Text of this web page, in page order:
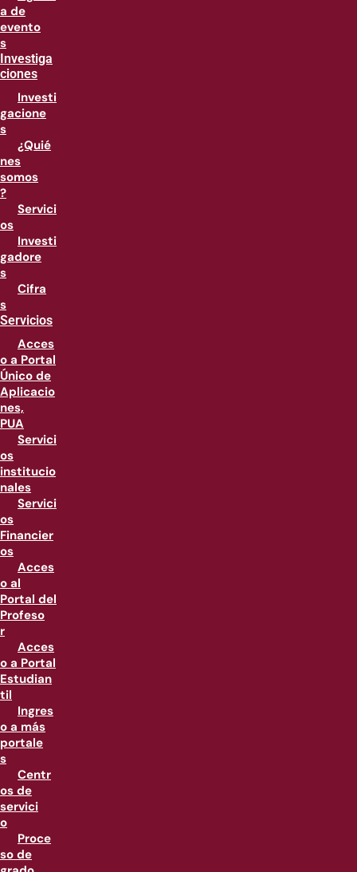
a de
evento
s
Investiga
ciones
Investi
gacione
s
¿Quié
nes
somos
?
Servici
os
Investi
gadore
s
Cifra
s
Servicios
Acces
o a Portal
Único de
Aplicacio
nes,
PUA
Servici
os
institucio
nales
Servici
os
Financier
os
Acces
o al
Portal del
Profeso
r
Acces
o a Portal
Estudian
til
Ingres
o a más
portale
s
Centr
os de
servici
o
Proce
so de